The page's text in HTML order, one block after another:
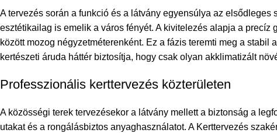
A tervezés során a funkció és a látvány egyensúlya az
esztétikailag is emelik a város fényét. A kivitelezés alapja a
között mozog négyzetméterenként. Ez a fázis teremti meg a
kertészeti áruda háttér biztosítja, hogy csak olyan akklimatizált
Professzionális kerttervezés közterületen
A közösségi terek tervezésekor a látvány mellett a biztonság a
utakat és a rongálásbiztos anyaghasználatot. A Kerttervezés